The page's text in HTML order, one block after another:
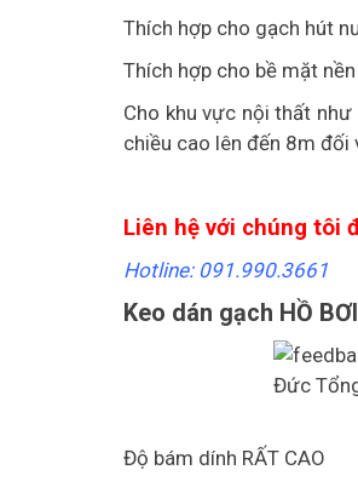
Thích hợp cho gạch hút
Thích hợp cho bề mặt
Cho khu vực nội thất
chiều cao lên đến 8m đối
Liên hệ với chúng tôi
Hotline: 091.990.3661
Keo dán gạch HỒ
Độ bám dính RẤT CAO